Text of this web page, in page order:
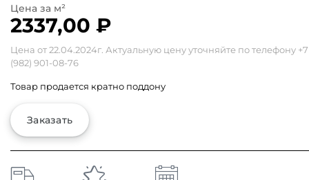
2337,00 ₽
Цена от 22.04.2024г. Актуальную цену уточняйте по телефону +7
(982) 901-08-76
Товар продается кратно поддону
Заказать